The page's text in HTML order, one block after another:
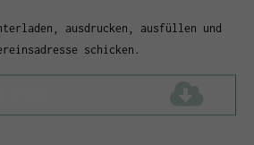
ausdrucken, ausfüllen und
schicken.